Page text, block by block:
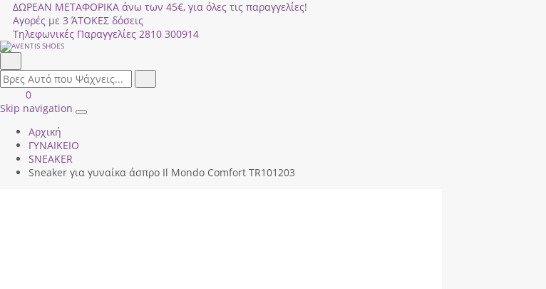
ΔΩΡΕΑΝ ΜΕΤΑΦΟΡΙΚΑ άνω των 45€, για όλες τις παραγγελίες!
Αγορές με 3 ΆΤΟΚΕΣ δόσεις
Τηλεφωνικές Παραγγελίες 2810 300914
field.search
Είσοδος
|
ΚΑΛΑΘΙ
ΑΓΟΡΩΝ
0
Skip navigation
Toggle
Αρχική
ΓΥΝΑΙΚΕΙΟ
SNEAKER
Sneaker για γυναίκα άσπρο Il Mondo Comfort ΤR101203